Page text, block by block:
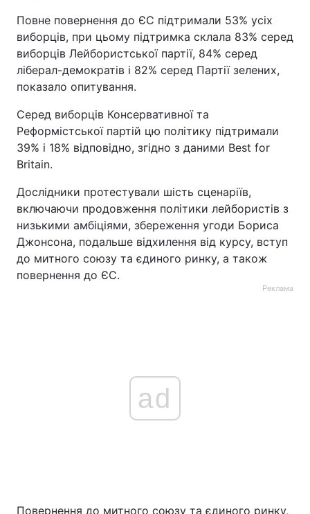
Повне повернення до ЄС підтримали 53% усіх
виборців, при цьому підтримка склала 83% серед
виборців Лейбористської партії, 84% серед
ліберал-демократів і 82% серед Партії зелених,
показало опитування.
Серед виборців Консервативної та
Реформістської партій цю політику підтримали
39% і 18% відповідно, згідно з даними Best for
Britain.
Дослідники протестували шість сценаріїв,
включаючи продовження політики лейбористів з
низькими амбіціями, збереження угоди Бориса
Джонсона, подальше відхилення від курсу, вступ
до митного союзу та єдиного ринку, а також
повернення до ЄС.
Реклама
ad
Повернення до митного союзу та єдиного ринку,